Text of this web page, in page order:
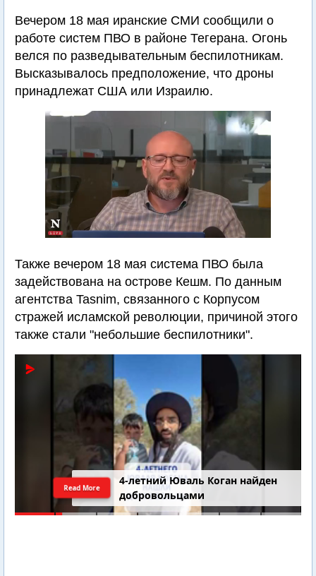
Вечером 18 мая иранские СМИ сообщили о
работе систем ПВО в районе Тегерана. Огонь
велся по разведывательным беспилотникам.
Высказывалось предположение, что дроны
принадлежат США или Израилю.
Также вечером 18 мая система ПВО была
задействована на острове Кешм. По данным
агентства Tasnim, связанного с Корпусом
стражей исламской революции, причиной этого
также стали "небольшие беспилотники".
4-летний Юваль Коган найден
добровольцами
Read More